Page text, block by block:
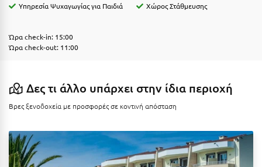
Θάσος
Ι
Ιθάκη
Ικαρία
Υπηρεσία Ψυχαγωγίας για Παιδιά
Χώρος Στάθμευσης
Ώρα check-in: 15:00
Ώρα check-out: 11:00
Δες τι άλλο υπάρχει στην ίδια περιοχή
Βρες ξενοδοχεία με προσφορές σε κοντινή απόσταση